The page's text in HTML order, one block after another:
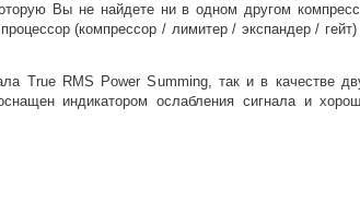
Вы не найдете ни в одном другом
(компрессор / лимитер / экспандер /
True RMS Power Summing, так и в качестве
индикатором ослабления сигнала и